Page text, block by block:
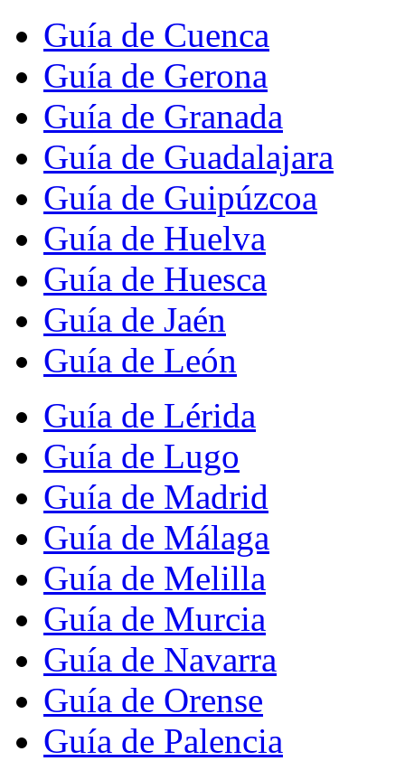
Guía de Cuenca
Guía de Gerona
Guía de Granada
Guía de Guadalajara
Guía de Guipúzcoa
Guía de Huelva
Guía de Huesca
Guía de Jaén
Guía de León
Guía de Lérida
Guía de Lugo
Guía de Madrid
Guía de Málaga
Guía de Melilla
Guía de Murcia
Guía de Navarra
Guía de Orense
Guía de Palencia